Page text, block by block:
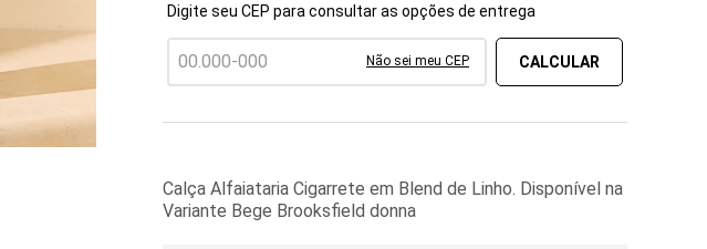
Digite seu CEP para consultar as opções de entrega
Não sei meu CEP
Calça Alfaiataria Cigarrete em Blend de Linho. Disponível na
Variante Bege Brooksfield donna